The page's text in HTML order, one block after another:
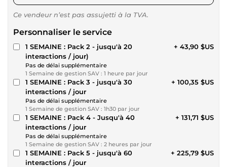
Ce vendeur n’est pas assujetti à la TVA.
Personnaliser le service
1 SEMAINE : Pack 2 - jusqu'à 20
interactions / jour)
Pas de délai supplémentaire
1 Semaine de gestion SAV : 1 heure par jour
+ 43,90 $US
1 SEMAINE : Pack 3 - jusqu'à 30
interactions / jour
Pas de délai supplémentaire
1 Semaine de gestion SAV : 1h30 par jour
+ 100,35 $US
1 SEMAINE : Pack 4 - Jusqu'à 40
interactions / jour
Pas de délai supplémentaire
1 Semaine de gestion SAV : 2 heures par jour
+ 131,71 $US
1 SEMAINE : Pack 5 - jusqu'à 60
interactions / jour
+ 225,79 $US